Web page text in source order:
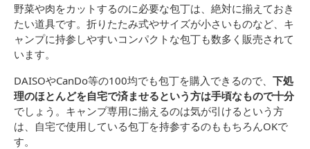
野菜や肉をカットするのに必要な包丁は、絶対に揃えておき
たい道具です。折りたたみ式やサイズが小さいものなど、キ
ャンプに持参しやすいコンパクトな包丁も数多く販売されて
います。
DAISOやCanDo等の100均でも包丁を購入できるので、 下処
理のほとんどを自宅で済ませるという方は手頃なもので十分
でしょう。キャンプ専用に揃えるのは気が引けるという方
は、自宅で使用している包丁を持参するのももちろんOKで
す。